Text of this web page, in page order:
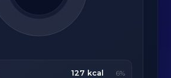
127 kcal 6%